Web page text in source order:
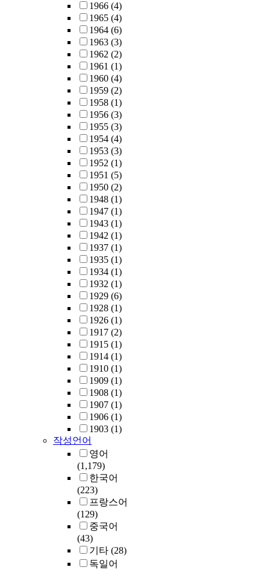
1966 (4)
1965 (4)
1964 (6)
1963 (3)
1962 (2)
1961 (1)
1960 (4)
1959 (2)
1958 (1)
1956 (3)
1955 (3)
1954 (4)
1953 (3)
1952 (1)
1951 (5)
1950 (2)
1948 (1)
1947 (1)
1943 (1)
1942 (1)
1937 (1)
1935 (1)
1934 (1)
1932 (1)
1929 (6)
1928 (1)
1926 (1)
1917 (2)
1915 (1)
1914 (1)
1910 (1)
1909 (1)
1908 (1)
1907 (1)
1906 (1)
1903 (1)
작성언어
영어
(1,179)
한국어
(223)
프랑스어
(129)
중국어
(43)
기타 (28)
독일어